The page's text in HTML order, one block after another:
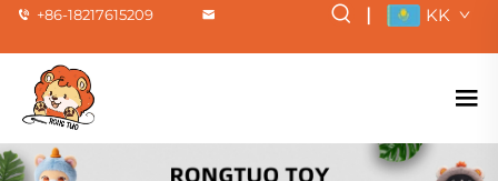
+86-18217615209 | KK